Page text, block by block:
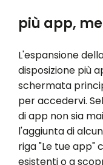
più app,
L'espansione
disposizione più
schermata
per accedervi.
di app non sia
l'aggiunta di
riga "Le tue app"
esistenti o a